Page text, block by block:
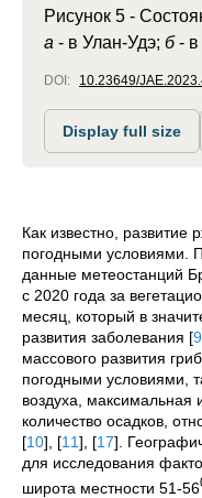
Рисунок 5 -
а - в Улан-Удэ; б- в
DOI: 10.23649/
Display full size
Как известно, развитие
погодными условиями.
данные метеостанций
с 2020 года за
месяц, который в
развития заболевания [9
массового развития
погодными условиями,
воздуха,
количество осадков,
[10], [11], [17].
для исследования
широта местности 51-56